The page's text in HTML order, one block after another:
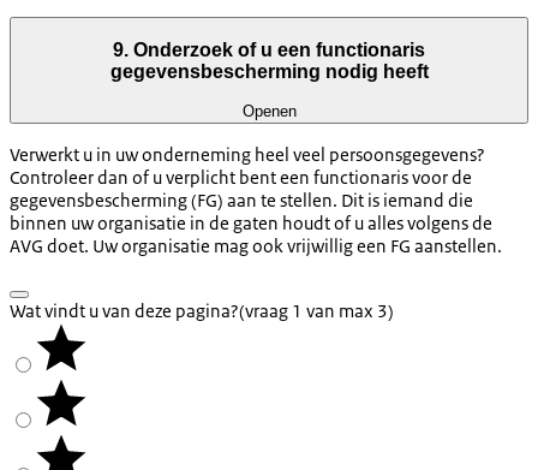
9. Onderzoek of u een functionaris
gegevensbescherming nodig heeft
Openen
Verwerkt u in uw onderneming heel veel persoonsgegevens?
Controleer dan of u verplicht bent een functionaris voor de
gegevensbescherming (FG) aan te stellen. Dit is iemand die
binnen uw organisatie in de gaten houdt of u alles volgens de
AVG doet. Uw organisatie mag ook vrijwillig een FG aanstellen.
Wat vindt u van deze pagina?(vraag 1 van max 3)